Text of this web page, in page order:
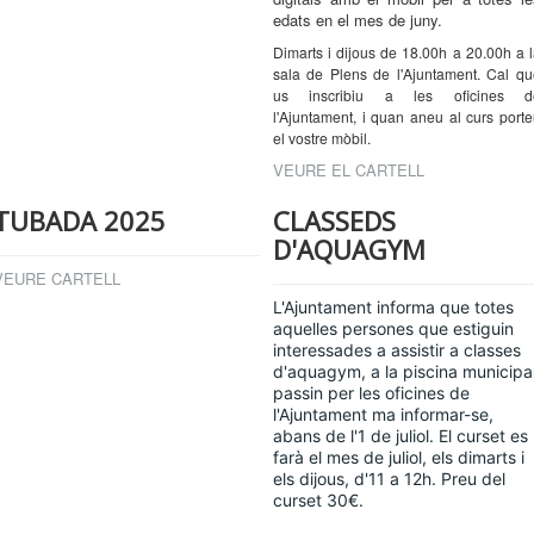
edats en el mes de juny.
Dimarts i dijous de 18.00h a 20.00h a
sala de Plens de l'Ajuntament. Cal
us inscribiu a les oficines
l'Ajuntament, i quan aneu al curs
el vostre mòbil.
VEURE EL CARTELL
2025
CARTELL
CLASSEDS
D'AQUAGYM
L'Ajuntament informa que totes
aquelles persones que estiguin
interessades a assistir a classes
d'aquagym, a la piscina
passin per les oficines de
l'Ajuntament ma informar-se,
abans de l'1 de juliol. El curset es
farà el mes de juliol, els dimarts i
els dijous, d'11 a 12h. Preu del
curset 30€.